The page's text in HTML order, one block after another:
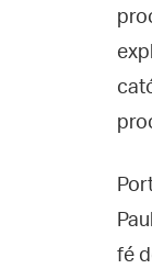
fé